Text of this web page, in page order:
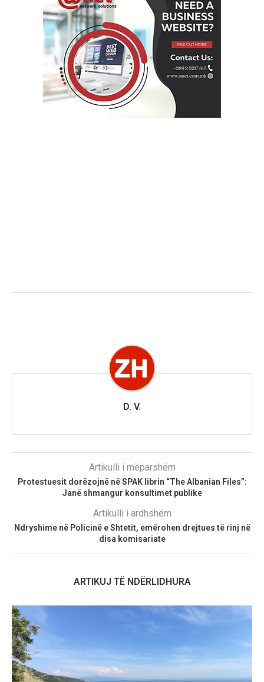
D. V.
Artikulli i mëparshëm
Protestuesit dorëzojnë në SPAK librin “The Albanian Files”:
Janë shmangur konsultimet publike
Artikulli i ardhshëm
Ndryshime në Policinë e Shtetit, emërohen drejtues të rinj në
disa komisariate
ARTIKUJ TË NDËRLIDHURA